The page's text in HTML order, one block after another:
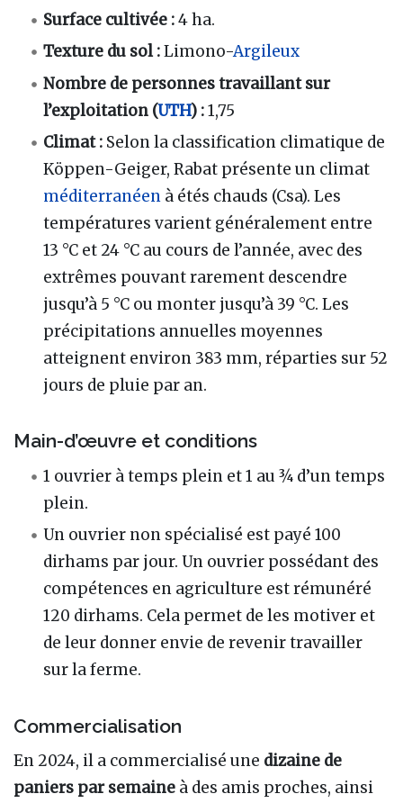
Surface cultivée :4 ha.
Texture du sol :Limono-Argileux
Nombre de personnes travaillant sur
l’exploitation (UTH) :1,75
Climat : Selon la classification climatique de
Köppen-Geiger, Rabat présente un climat
méditerranéen à étés chauds (Csa). Les
températures varient généralement entre
13 °C et 24 °C au cours de l’année, avec des
extrêmes pouvant rarement descendre
jusqu’à 5 °C ou monter jusqu’à 39 °C. Les
précipitations annuelles moyennes
atteignent environ 383 mm, réparties sur 52
jours de pluie par an.
Main-d’œuvre et conditions
1 ouvrier à temps plein et 1 au ¾ d’un temps
plein.
Un ouvrier non spécialisé est payé 100
dirhams par jour. Un ouvrier possédant des
compétences en agriculture est rémunéré
120 dirhams. Cela permet de les motiver et
de leur donner envie de revenir travailler
sur la ferme.
Commercialisation
En 2024, il a commercialisé une dizaine de
paniers par semaine à des amis proches, ainsi